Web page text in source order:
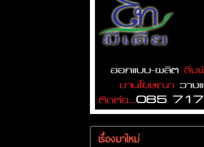
เรื่องมาใหม่